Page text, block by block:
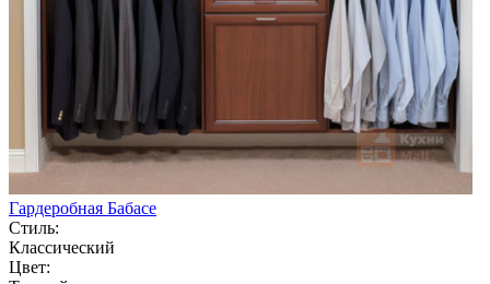
Гардеробная Бабасе
Стиль:
Классический
Цвет: